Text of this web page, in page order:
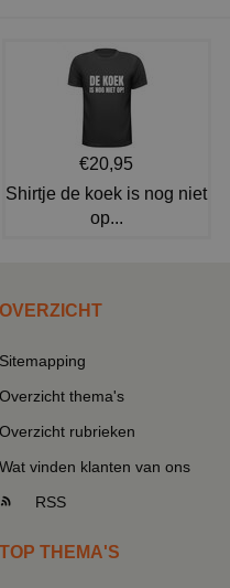
€20,95
Shirtje de koek is nog niet
op...
OVERZICHT
Sitemapping
Overzicht thema's
Overzicht rubrieken
Wat vinden klanten van ons
RSS
TOP THEMA'S